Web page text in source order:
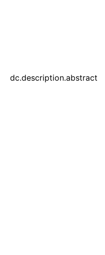
dc.description.abstract